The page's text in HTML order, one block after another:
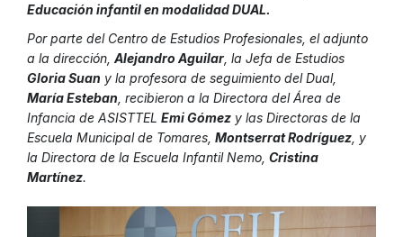
Educación infantil en modalidad DUAL.
Por parte del Centro de Estudios Profesionales, el adjunto
a la dirección, Alejandro Aguilar , la Jefa de Estudios
Gloria Suan y la profesora de seguimiento del Dual,
María Esteban , recibieron a la Directora del Área de
Infancia de ASISTTEL Emi Gómez y las Directoras de la
Escuela Municipal de Tomares, Montserrat Rodríguez , y
la Directora de la Escuela Infantil Nemo, Cristina
Martínez.